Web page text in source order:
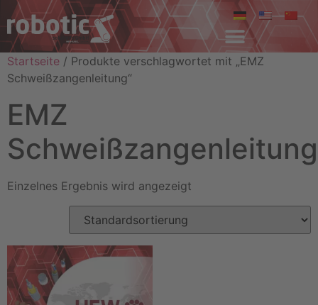
Startseite / Produkte verschlagwortet mit „EMZ
Schweißzangenleitung“
EMZ
Schweißzangenleitung
Einzelnes Ergebnis wird angezeigt